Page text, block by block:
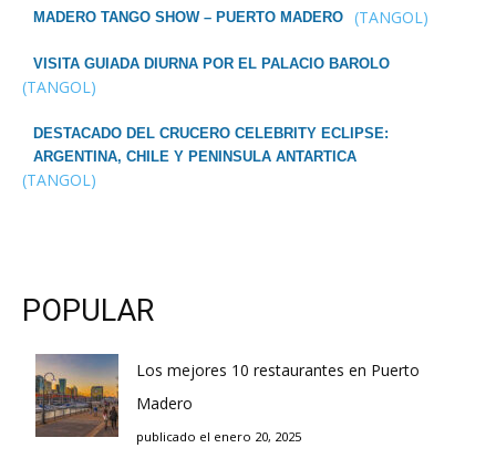
MADERO TANGO SHOW – PUERTO MADERO (TANGOL)
VISITA GUIADA DIURNA POR EL PALACIO BAROLO
(TANGOL)
DESTACADO DEL CRUCERO CELEBRITY ECLIPSE:
ARGENTINA, CHILE Y PENINSULA ANTARTICA
(TANGOL)
POPULAR
Los mejores 10 restaurantes en Puerto
Madero
publicado el enero 20, 2025